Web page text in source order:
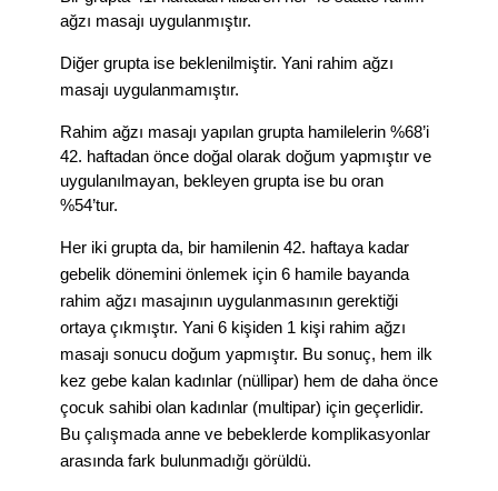
ağzı masajı uygulanmıştır.
Diğer grupta ise beklenilmiştir. Yani rahim ağzı
masajı uygulanmamıştır.
Rahim ağzı masajı yapılan grupta hamilelerin %68’i
42. haftadan önce doğal olarak doğum yapmıştır ve
uygulanılmayan, bekleyen grupta ise bu oran
%54’tur.
Her iki grupta da, bir hamilenin 42. haftaya kadar
gebelik dönemini önlemek için 6 hamile bayanda
rahim ağzı masajının uygulanmasının gerektiği
ortaya çıkmıştır. Yani 6 kişiden 1 kişi rahim ağzı
masajı sonucu doğum yapmıştır. Bu sonuç, hem ilk
kez gebe kalan kadınlar (nüllipar) hem de daha önce
çocuk sahibi olan kadınlar (multipar) için geçerlidir.
Bu çalışmada anne ve bebeklerde komplikasyonlar
arasında fark bulunmadığı görüldü.